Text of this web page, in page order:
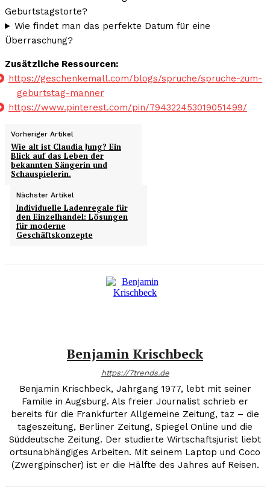
Geburtstagstorte?
Wie findet man das perfekte Datum für eine
Überraschung?
Zusätzliche Ressourcen:
https://geschenkemall.com/blogs/spruche/spruche-zum-
geburtstag-manner
https://www.pinterest.com/pin/794322453019051499/
Vorheriger Artikel
Wie alt ist Claudia Jung? Ein
Blick auf das Leben der
bekannten Sängerin und
Schauspielerin.
Nächster Artikel
Individuelle Ladenregale für
den Einzelhandel: Lösungen
für moderne
Geschäftskonzepte
Benjamin Krischbeck
https://7trends.de
Benjamin Krischbeck, Jahrgang 1977, lebt mit seiner
Familie in Augsburg. Als freier Journalist schrieb er
bereits für die Frankfurter Allgemeine Zeitung, taz – die
tageszeitung, Berliner Zeitung, Spiegel Online und die
Süddeutsche Zeitung. Der studierte Wirtschaftsjurist liebt
ortsunabhängiges Arbeiten. Mit seinem Laptop und Coco
(Zwergpinscher) ist er die Hälfte des Jahres auf Reisen.